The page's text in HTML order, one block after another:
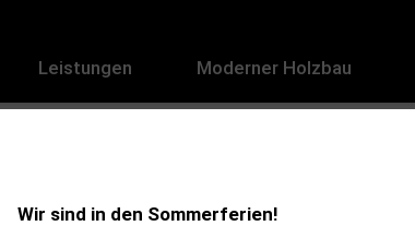
Leistungen Moderner Holzbau
Berlin (2014)
Wir sind in den Sommerferien!